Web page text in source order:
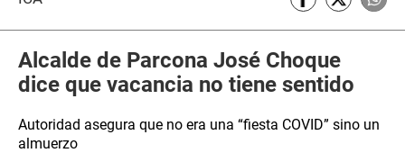
Alcalde de Parcona José Choque
dice que vacancia no tiene sentido
Autoridad asegura que no era una “fiesta COVID” sino un
almuerzo